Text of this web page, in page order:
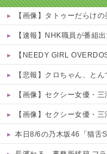
【画像】タトゥーだらけの美人海鮮料理人
【速報】NHK職員が番組出演
【NEEDY GIRL OVERDOSE】システムサ
【悲報】クロちゃん、と
【画像】セクシー女優・
【画像】セクシー女優・
本日8/6の乃木坂46「猫舌